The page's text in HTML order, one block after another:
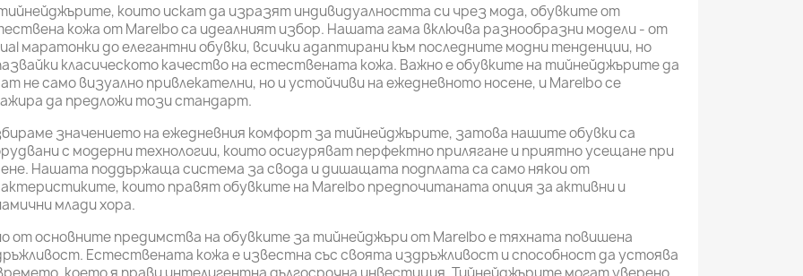
които искат да изразят индивидуалността си чрез мода, обувките от
кожа от Marelbo са идеалният избор. Нашата гама включва разнообразни модели - от
маратонки до елегантни обувки, всички адаптирани към последните модни тенденции, но
класическото качество на естествената кожа. Важно е обувките на тийнейджърите да
не само визуално привлекателни, но и устойчиви на ежедневното носене, и Marelbo се
да предложи този стандарт.
значението на ежедневния комфорт за тийнейджърите, затова нашите обувки са
с модерни технологии, които осигуряват перфектно прилягане и приятно усещане при
Нашата поддържаща система за свода и дишащата подплата са само някои от
които правят обувките на Marelbo предпочитаната опция за активни и
млади хора.
от основните предимства на обувките за тийнейджъри от Marelbo е тяхната повишена
Естествената кожа е известна със своята издръжливост и способност да устоява